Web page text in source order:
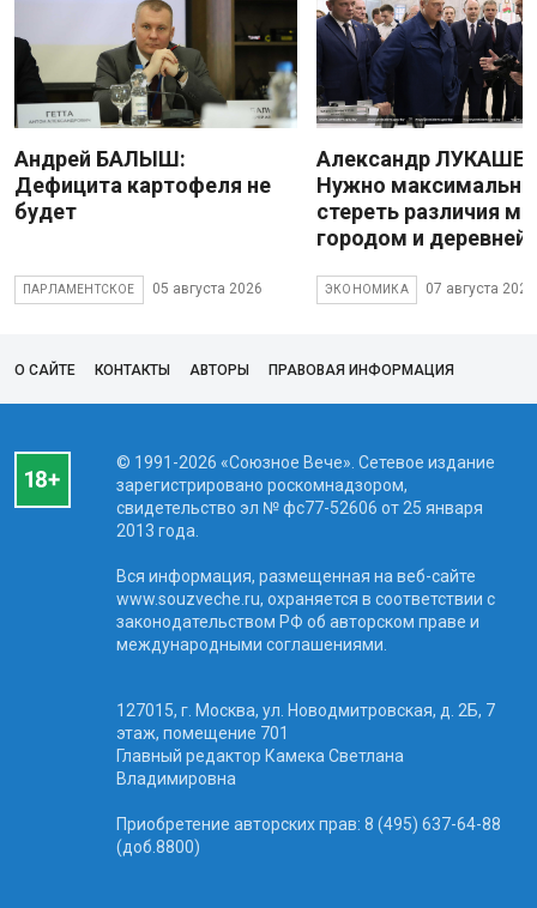
Андрей БАЛЫШ:
Дефицита картофеля не
будет
ПАРЛАМЕНТСКОЕ 05 августа 2026
Александр
Нужно максимально
стереть различия
городом и деревней
ЭКОНОМИКА 07 августа 2026
О САЙТЕ КОНТАКТЫ АВТОРЫ ПРАВОВАЯ ИНФОРМАЦИЯ
© 1991-2026 «Союзное Вече». Сетевое издание
зарегистрировано роскомнадзором,
свидетельство эл № фc77-52606 от 25 января
2013 года.
Вся информация, размещенная на веб-сайте
www.souzveche.ru, охраняется в соответствии с
законодательством РФ об авторском праве и
международными соглашениями.
127015, г. Москва, ул. Новодмитровская, д. 2Б, 7
этаж, помещение 701
Главный редактор Камека Светлана
Владимировна
Приобретение авторских прав: 8 (495) 637-64-88
(доб.8800)